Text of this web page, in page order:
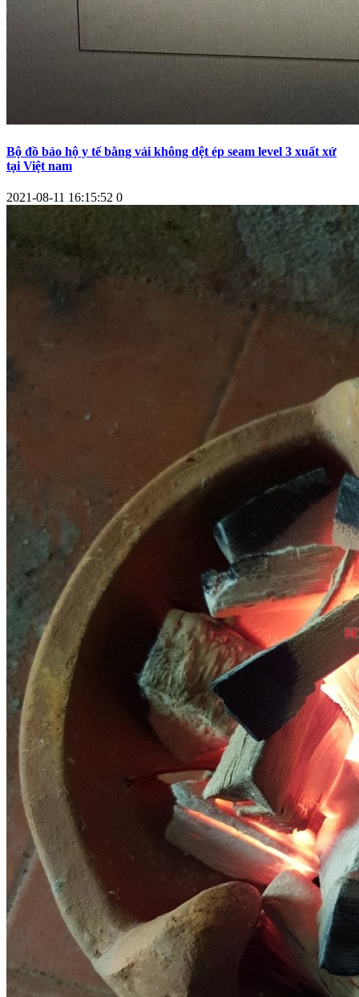
Bộ đồ bảo hộ y tế bằng vải không dệt ép seam level 3 xuất xứ
tại Việt nam
2021-08-11 16:15:52 0